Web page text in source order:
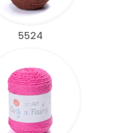
5524